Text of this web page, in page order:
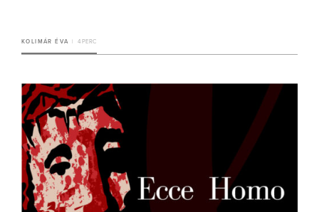
KOLIMÁR ÉVA 4 PERC